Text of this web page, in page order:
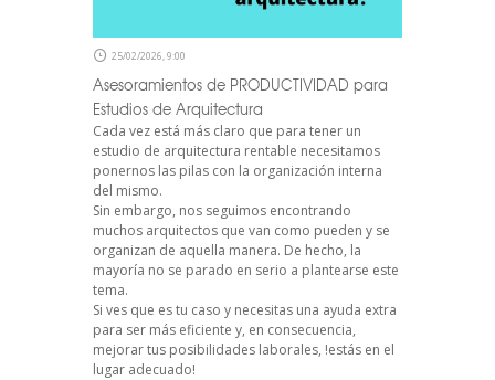
25/02/2026, 9:00
Asesoramientos de PRODUCTIVIDAD para
Estudios de Arquitectura
Cada vez está más claro que para tener un
estudio de arquitectura rentable necesitamos
ponernos las pilas con la organización interna
del mismo.
Sin embargo, nos seguimos encontrando
muchos arquitectos que van como pueden y se
organizan de aquella manera. De hecho, la
mayoría no se parado en serio a plantearse este
tema.
Si ves que es tu caso y necesitas una ayuda extra
para ser más eficiente y, en consecuencia,
mejorar tus posibilidades laborales, !estás en el
lugar adecuado!